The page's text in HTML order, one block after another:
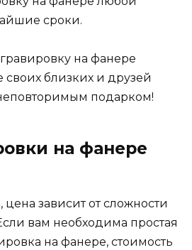
сроки.
на фанере
своих близких и друзей
подарком!
на фанере
зависит от сложности
вам необходима простая
на фанере, стоимость